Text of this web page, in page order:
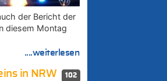
der Bericht der
diesem Montag
....weiterlesen
102
in NRW